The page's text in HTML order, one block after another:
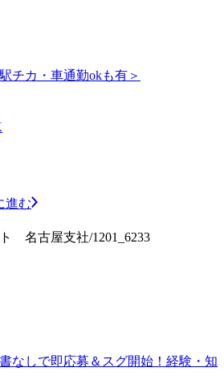
チカ・車通勤okも有＞
進む
名古屋支社/1201_6233
なしで即応募＆スグ開始！経験・知